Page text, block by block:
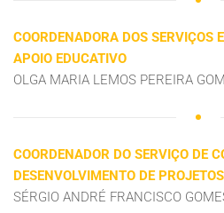
COORDENADORA DOS SERVIÇOS
APOIO EDUCATIVO
OLGA MARIA LEMOS PEREIRA
COORDENADOR DO SERVIÇO DE
DESENVOLVIMENTO DE PROJETOS
SÉRGIO ANDRÉ FRANCISCO